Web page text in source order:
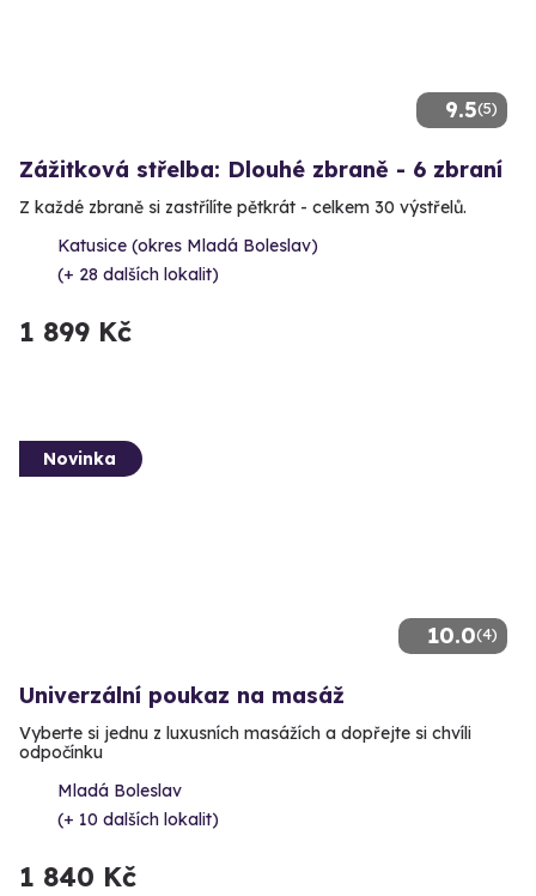
9.5(5)
Zážitková střelba: Dlouhé zbraně - 6 zbraní
Z každé zbraně si zastřílíte pětkrát - celkem 30 výstřelů.
Katusice (okres Mladá Boleslav)
(+ 28 dalších lokalit)
1 899 Kč
10.0(4)
Novinka
Univerzální poukaz na masáž
Vyberte si jednu z luxusních masážích a dopřejte si chvíli
odpočínku
Mladá Boleslav
(+ 10 dalších lokalit)
1 840 Kč